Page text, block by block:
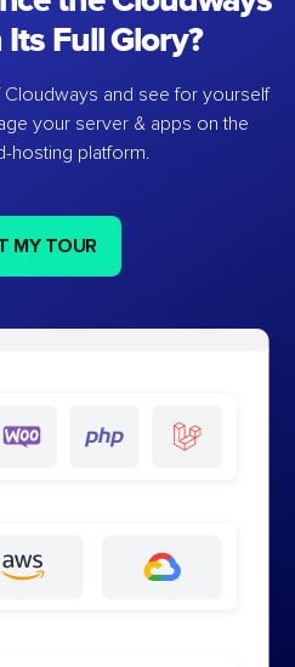
Full Glory?
Cloudways and see for yourself
your server & apps on the
hosting platform.
MY TOUR